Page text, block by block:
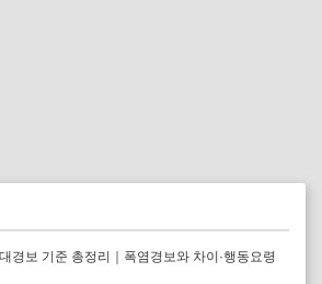
경보 기준 총정리｜폭염경보와 차이·행동요령